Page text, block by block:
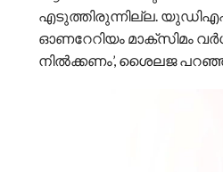
എടുത്തിരുന്നില്ല.
ഓണറേറിയം മാക്‌സിമം
നില്‍ക്കണം’, ശൈലജ